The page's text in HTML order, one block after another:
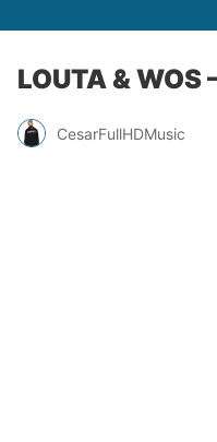
LOUTA & WOS
CesarFullHDMusic